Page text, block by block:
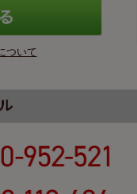
ついて